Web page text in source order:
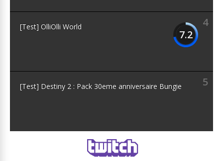
4
7.2
[Test] OlliOlli World
5
[Test] Destiny 2 : Pack 30eme anniversaire Bungie